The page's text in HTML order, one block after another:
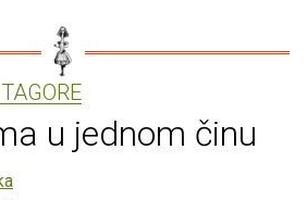
u jednom činu